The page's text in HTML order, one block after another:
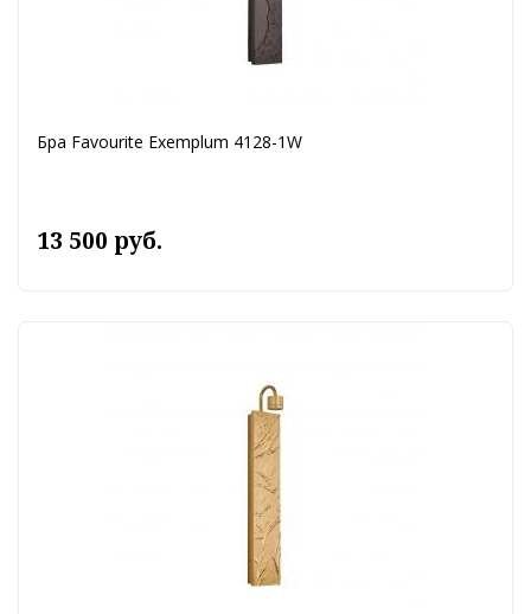
Бра Favourite Exemplum 4128-1W
13 500 руб.